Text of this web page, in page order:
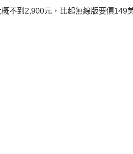
不到2,900元，比起無線版要價149